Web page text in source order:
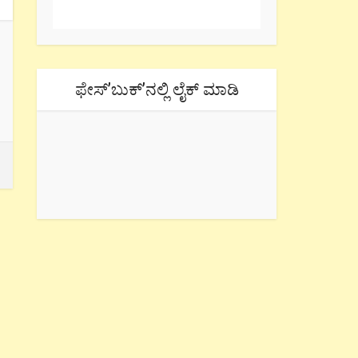
ಫೇಸ್’ಬುಕ್’ನಲ್ಲಿ ಲೈಕ್ ಮಾಡಿ